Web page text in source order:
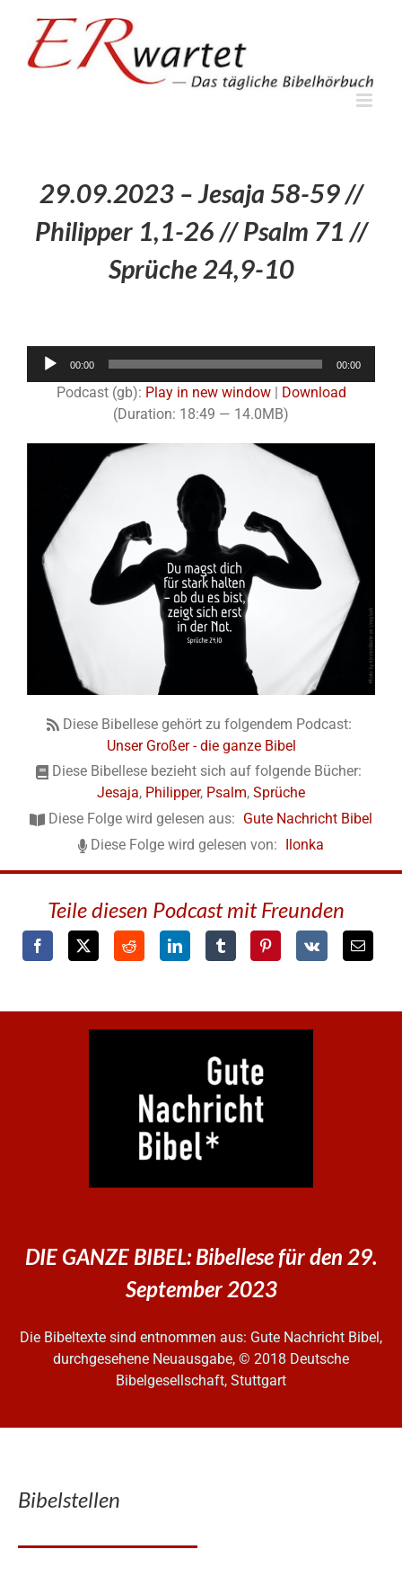
springen
29.09.2023 – Jesaja 58-59 //
Philipper 1,1-26 // Psalm 71 //
Sprüche 24,9-10
Audio-
00:00 00:00
Podcast (gb): Play in new window|
Download
(Duration: 18:49 — 14.0MB)
Diese Bibellese gehört zu folgendem Podcast:
Unser Großer - die ganze Bibel
Diese Bibellese bezieht sich auf folgende Bücher:
Jesaja, Philipper, Psalm, Sprüche
Diese Folge wird gelesen aus: Gute Nachricht Bibel
Diese Folge wird gelesen von: Ilonka
Teile diesen Podcast mit Freunden
DIE GANZE BIBEL: Bibellese für den 29.
September 2023
Die Bibeltexte sind entnommen aus: Gute Nachricht Bibel,
durchgesehene Neuausgabe, © 2018 Deutsche
Bibelgesellschaft, Stuttgart
Bibelstellen